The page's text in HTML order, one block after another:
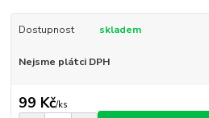
Dostupnost skladem
Nejsme plátci DPH
99 Kč/ks